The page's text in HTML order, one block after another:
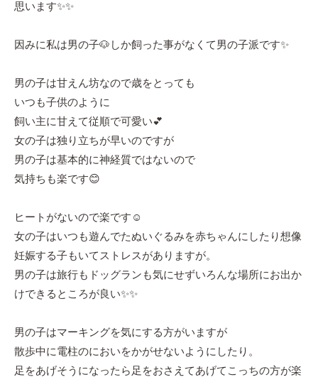
思います✨✨
因みに私は男の子🐶しか飼った事がなくて男の子派です✨
男の子は甘えん坊なので歳をとっても
いつも子供のように
飼い主に甘えて従順で可愛い💕
女の子は独り立ちが早いのですが
男の子は基本的に神経質ではないので
気持ちも楽です😊
ヒートがないので楽です☺️
女の子はいつも遊んでたぬいぐるみを赤ちゃんにしたり想像
妊娠する子もいてストレスがありますが。
男の子は旅行もドッグランも気にせずいろんな場所にお出か
けできるところが良い✨✨
男の子はマーキングを気にする方がいますが
散歩中に電柱のにおいをかがせないようにしたり。
足をあげそうになったら足をおさえてあげてこっちの方が楽